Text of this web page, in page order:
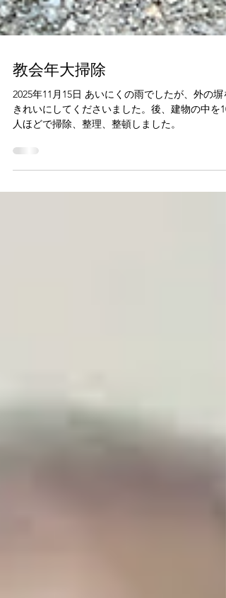
教会年大掃除
2025年11月15日 あいにくの雨でしたが、外の塀を
人ほどで掃除、整理、整頓しました。